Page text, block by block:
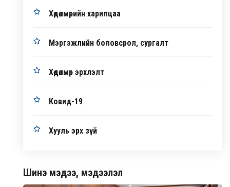
Хөдөлмөрийн харилцаа
Мэргэжлийн боловсрол, сургалт
Хөдөлмөр эрхлэлт
Ковид-19
Хууль эрх зүй
Шинэ мэдээ, мэдээлэл